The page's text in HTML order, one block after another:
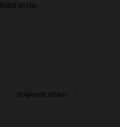
in de
Volgende artikel